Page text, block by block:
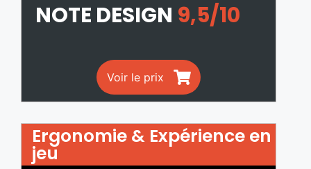
NOTE DESIGN 9,5/10
Voir le prix
Ergonomie & Expérience en
jeu